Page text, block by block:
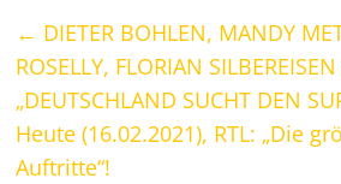
← DIETER BOHLEN, MANDY
ROSELLY, FLORIAN
„DEUTSCHLAND SUCHT DEN
Heute (16.02.2021), RTL: „Die
Auftritte“!